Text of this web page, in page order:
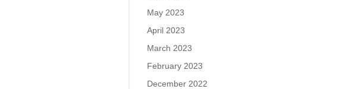
May 2023
April 2023
March 2023
February 2023
December 2022